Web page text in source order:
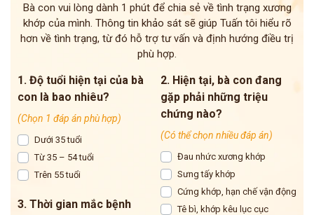
Bà con vui lòng dành 1 phút để chia sẻ về tình trạng xương
khớp của mình. Thông tin khảo sát sẽ giúp Tuấn tôi hiểu rõ
hơn về tình trạng, từ đó hỗ trợ tư vấn và định hướng điều trị
phù hợp.
1. Độ tuổi hiện tại của bà
con là bao nhiêu?
(Chọn 1 đáp án phù hợp)
Dưới 35 tuổi
Từ 35 – 54 tuổi
Trên 55 tuổi
3. Thời gian mắc bệnh
2. Hiện tại, bà con đang
gặp phải những triệu
chứng nào?
(Có thể chọn nhiều đáp án)
Đau nhức xương khớp
Sưng tấy khớp
Cứng khớp, hạn chế vận động
Tê bì, khớp kêu lục cục